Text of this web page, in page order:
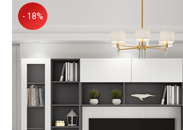
- 18%